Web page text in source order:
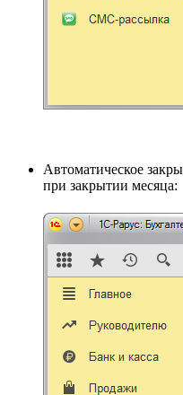
Автоматическое
при закрытии месяца: